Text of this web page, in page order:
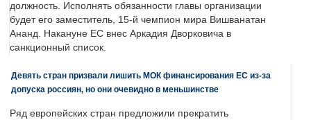
должность. Исполнять обязанности главы организации
будет его заместитель, 15-й чемпион мира Вишванатан
Ананд. Накануне ЕС внес Аркадия Дворковича в
санкционный список.
Девять стран призвали лишить МОК финансирования ЕС из-за
допуска россиян, но они очевидно в меньшинстве
Ряд европейских стран предложили прекратить